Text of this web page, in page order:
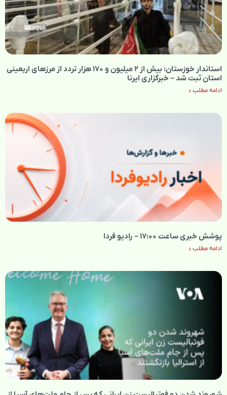
استاندار خوزستان: بیش از ۲ میلیون و ۱۷۰ هزار تردد از مرزهای اربعینی
استان ثبت شد – خبرگزاری ایرنا
ادامه مطلب »
پوشش خبری ساعت ۱۷:۰۰ – رادیو فردا
ادامه مطلب »